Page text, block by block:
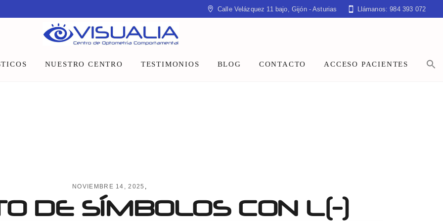
Calle Velázquez 11 bajo, Gijón - Asturias Llámanos: 984 393 072
NUESTRO CENTRO TESTIMONIOS BLOG CONTACTO ACCESO PACIENTES
NOVIEMBRE 14, 2025
DE SÍMBOLOS CON L(-)